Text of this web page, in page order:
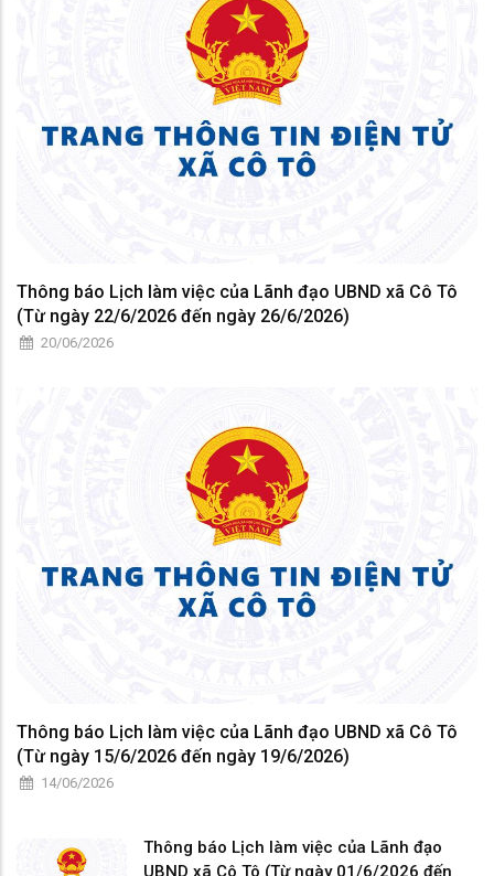
Thông báo Lịch làm việc của Lãnh đạo UBND xã Cô Tô
(Từ ngày 22/6/2026 đến ngày 26/6/2026)
20/06/2026
Thông báo Lịch làm việc của Lãnh đạo UBND xã Cô Tô
(Từ ngày 15/6/2026 đến ngày 19/6/2026)
14/06/2026
Thông báo Lịch làm việc của Lãnh đạo
UBND xã Cô Tô (Từ ngày 01/6/2026 đến